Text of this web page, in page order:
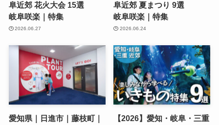
阜近郊 花火大会 15選
岐阜咲楽｜特集
2026.06.27
阜近郊 夏まつり 9選
岐阜咲楽｜特集
2026.06.24
愛知県｜日進市｜藤枝町｜
【2026】愛知・岐阜・三重